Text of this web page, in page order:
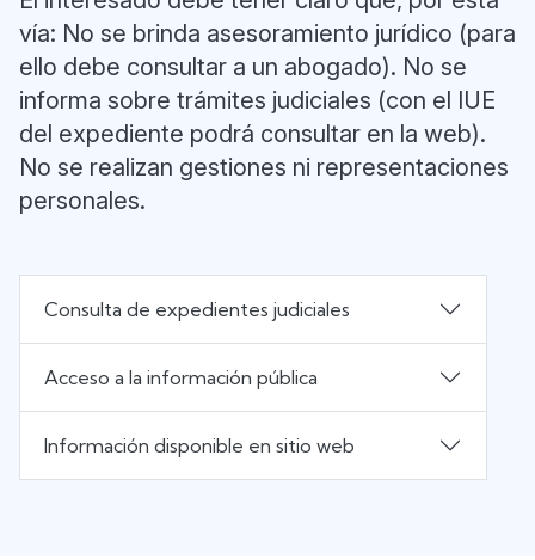
vía: No se brinda asesoramiento jurídico (para
ello debe consultar a un abogado). No se
informa sobre trámites judiciales (con el IUE
del expediente podrá consultar en la web).
No se realizan gestiones ni representaciones
personales.
Consulta de expedientes judiciales
Acceso a la información pública
Información disponible en sitio web